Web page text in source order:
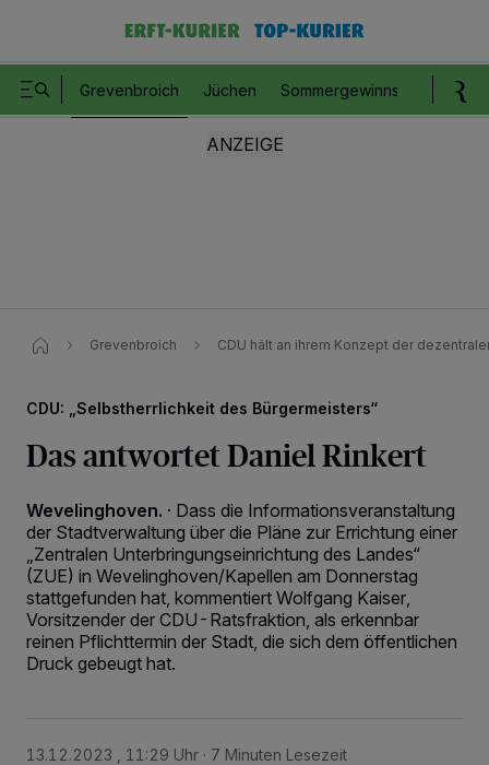
Grevenbroich Jüchen Sommergewinnspiel
Grevenbroich CDU hält an ihrem Konzept der
CDU: „Selbstherrlichkeit des Bürgermeisters“
Das antwortet Daniel Rinkert
Wevelinghoven. · Dass die Informationsveranstaltung
der Stadtverwaltung über die Pläne zur Errichtung einer
„Zentralen Unterbringungseinrichtung des Landes“
(ZUE) in Wevelinghoven/Kapellen am Donnerstag
stattgefunden hat, kommentiert Wolfgang Kaiser,
Vorsitzender der CDU-Ratsfraktion, als erkennbar
reinen Pflichttermin der Stadt, die sich dem öffentlichen
Druck gebeugt hat.
13.12.2023 , 11:29 Uhr 7 Minuten Lesezeit